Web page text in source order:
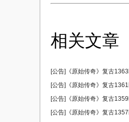
相关文章
[公告]《原始传奇》复古
[公告]《原始传奇》复古
[公告]《原始传奇》复古
[公告]《原始传奇》复古